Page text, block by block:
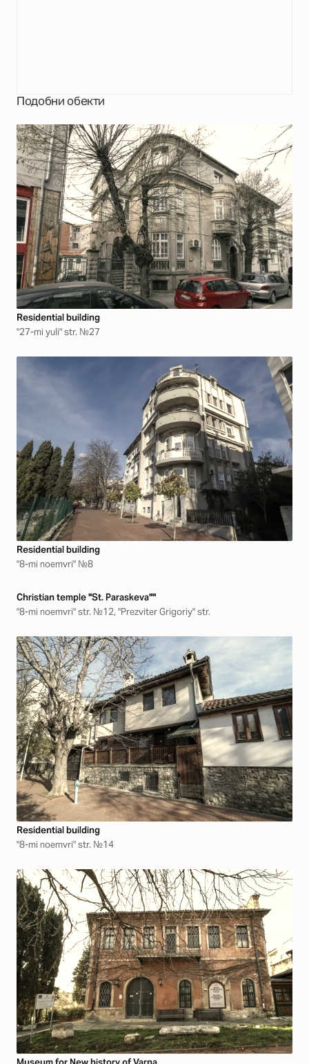
Подобни обекти
Residential building
"27-mi yuli" str. №27
Residential building
"8-mi noemvri" №8
Christian temple "St. Paraskeva""
"8-mi noemvri" str. №12, "Prezviter Grigoriy" str.
Residential building
"8-mi noemvri" str. №14